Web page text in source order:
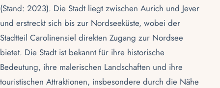
(Stand: 2023). Die Stadt liegt zwischen Aurich und Jever
und erstreckt sich bis zur Nordseeküste, wobei der
Stadtteil Carolinensiel direkten Zugang zur Nordsee
bietet. Die Stadt ist bekannt für ihre historische
Bedeutung, ihre malerischen Landschaften und ihre
touristischen Attraktionen, insbesondere durch die Nähe